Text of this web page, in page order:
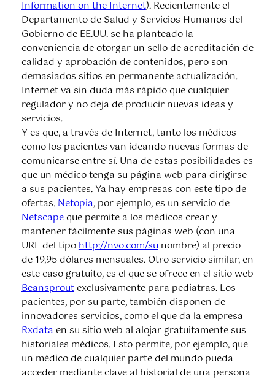
Information on the Internet). Recientemente el
Departamento de Salud y Servicios Humanos del
Gobierno de EE.UU. se ha planteado la
conveniencia de otorgar un sello de acreditación de
calidad y aprobación de contenidos, pero son
demasiados sitios en permanente actualización.
Internet va sin duda más rápido que cualquier
regulador y no deja de producir nuevas ideas y
servicios.
Y es que, a través de Internet, tanto los médicos
como los pacientes van ideando nuevas formas de
comunicarse entre sí. Una de estas posibilidades es
que un médico tenga su página web para dirigirse
a sus pacientes. Ya hay empresas con este tipo de
ofertas.Netopia, por ejemplo, es un servicio de
Netscapeque permite a los médicos crear y
mantener fácilmente sus páginas web (con una
URL del tipohttp://nvo.com/sunombre) al precio
de 19,95 dólares mensuales. Otro servicio similar, en
este caso gratuito, es el que se ofrece en el sitio web
Beansproutexclusivamente para pediatras. Los
pacientes, por su parte, también disponen de
innovadores servicios, como el que da la empresa
Rxdataen su sitio web al alojar gratuitamente sus
historiales médicos. Esto permite, por ejemplo, que
un médico de cualquier parte del mundo pueda
acceder mediante clave al historial de una persona